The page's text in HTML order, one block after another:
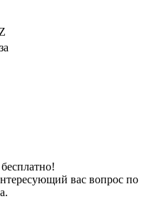
вас вопрос по